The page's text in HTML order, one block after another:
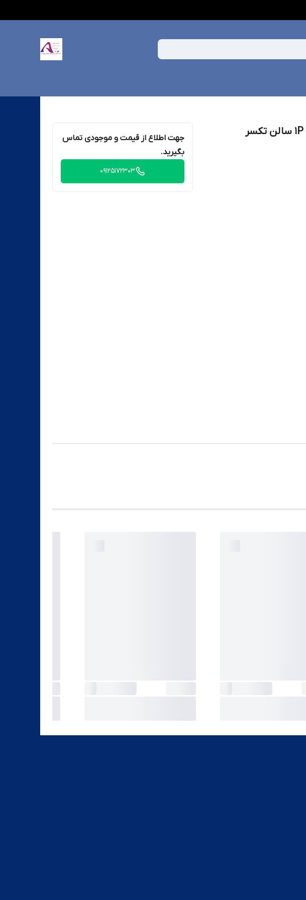
جهت اطلاع از قیمت و موجودی تماس
بگیرید.
09125172303